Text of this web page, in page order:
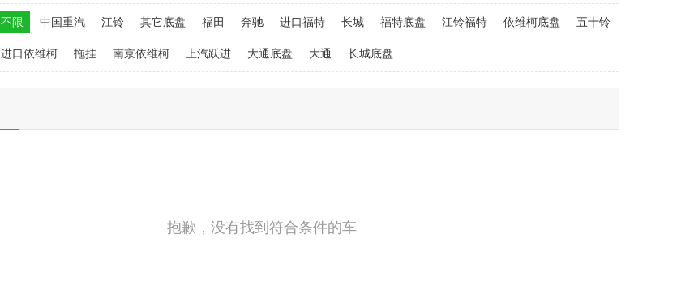
不限 中国重汽 江铃 其它底盘 福田 奔驰 进口福特 长城 福特底盘 江铃福特 依维柯底盘 五十铃
进口依维柯 拖挂 南京依维柯 上汽跃进 大通底盘 大通 长城底盘
抱歉，没有找到符合条件的车